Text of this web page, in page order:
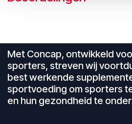
Met Concap, ontwikkeld
sporters, streven wij
best werkende
sportvoeding om sporters
en hun gezondheid te